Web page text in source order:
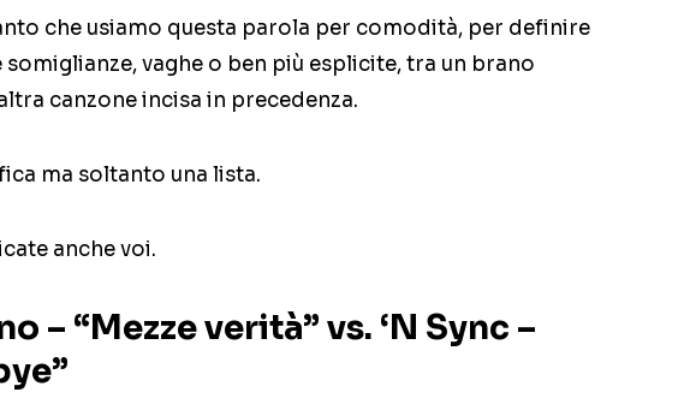
che usiamo questa parola per comodità, per definire
somiglianze, vaghe o ben più esplicite, tra un brano
canzone incisa in precedenza.
ma soltanto una lista.
anche voi.
– “Mezze verità” vs. ‘N Sync –